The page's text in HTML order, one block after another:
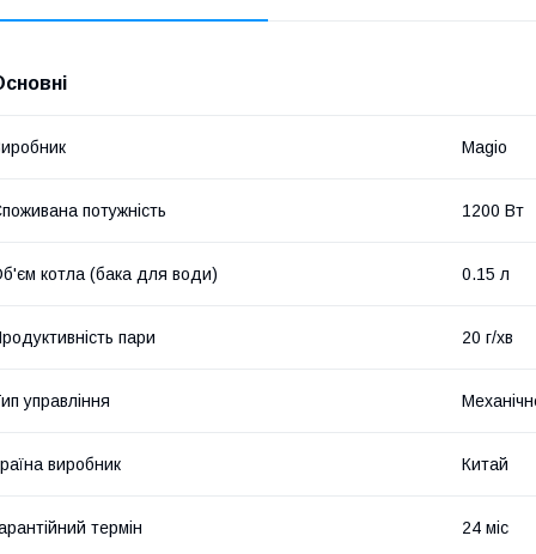
Magio
потужність 1200 Вт
котла (бака для води) 0.15 л
пари 20 г/хв
управління
виробник Китай
термін 24 міс